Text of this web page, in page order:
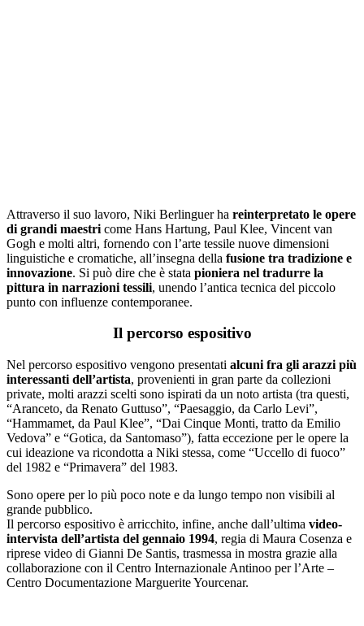
Attraverso il suo lavoro, Niki Berlinguer ha reinterpretato le opere
di grandi maestri come Hans Hartung, Paul Klee, Vincent van
Gogh e molti altri, fornendo con l’arte tessile nuove dimensioni
linguistiche e cromatiche, all’insegna della fusione tra tradizione e
innovazione. Si può dire che è stata pioniera nel tradurre la
pittura in narrazioni tessili, unendo l’antica tecnica del piccolo
punto con influenze contemporanee.
Il percorso espositivo
Nel percorso espositivo vengono presentati alcuni fra gli arazzi più
interessanti dell’artista, provenienti in gran parte da collezioni
private, molti arazzi scelti sono ispirati da un noto artista (tra questi,
“Aranceto, da Renato Guttuso”, “Paesaggio, da Carlo Levi”,
“Hammamet, da Paul Klee”, “Dai Cinque Monti, tratto da Emilio
Vedova” e “Gotica, da Santomaso”), fatta eccezione per le opere la
cui ideazione va ricondotta a Niki stessa, come “Uccello di fuoco”
del 1982 e “Primavera” del 1983.
Sono opere per lo più poco note e da lungo tempo non visibili al
grande pubblico.
Il percorso espositivo è arricchito, infine, anche dall’ultima video-
intervista dell’artista del gennaio 1994, regia di Maura Cosenza e
riprese video di Gianni De Santis, trasmessa in mostra grazie alla
collaborazione con il Centro Internazionale Antinoo per l’Arte –
Centro Documentazione Marguerite Yourcenar.